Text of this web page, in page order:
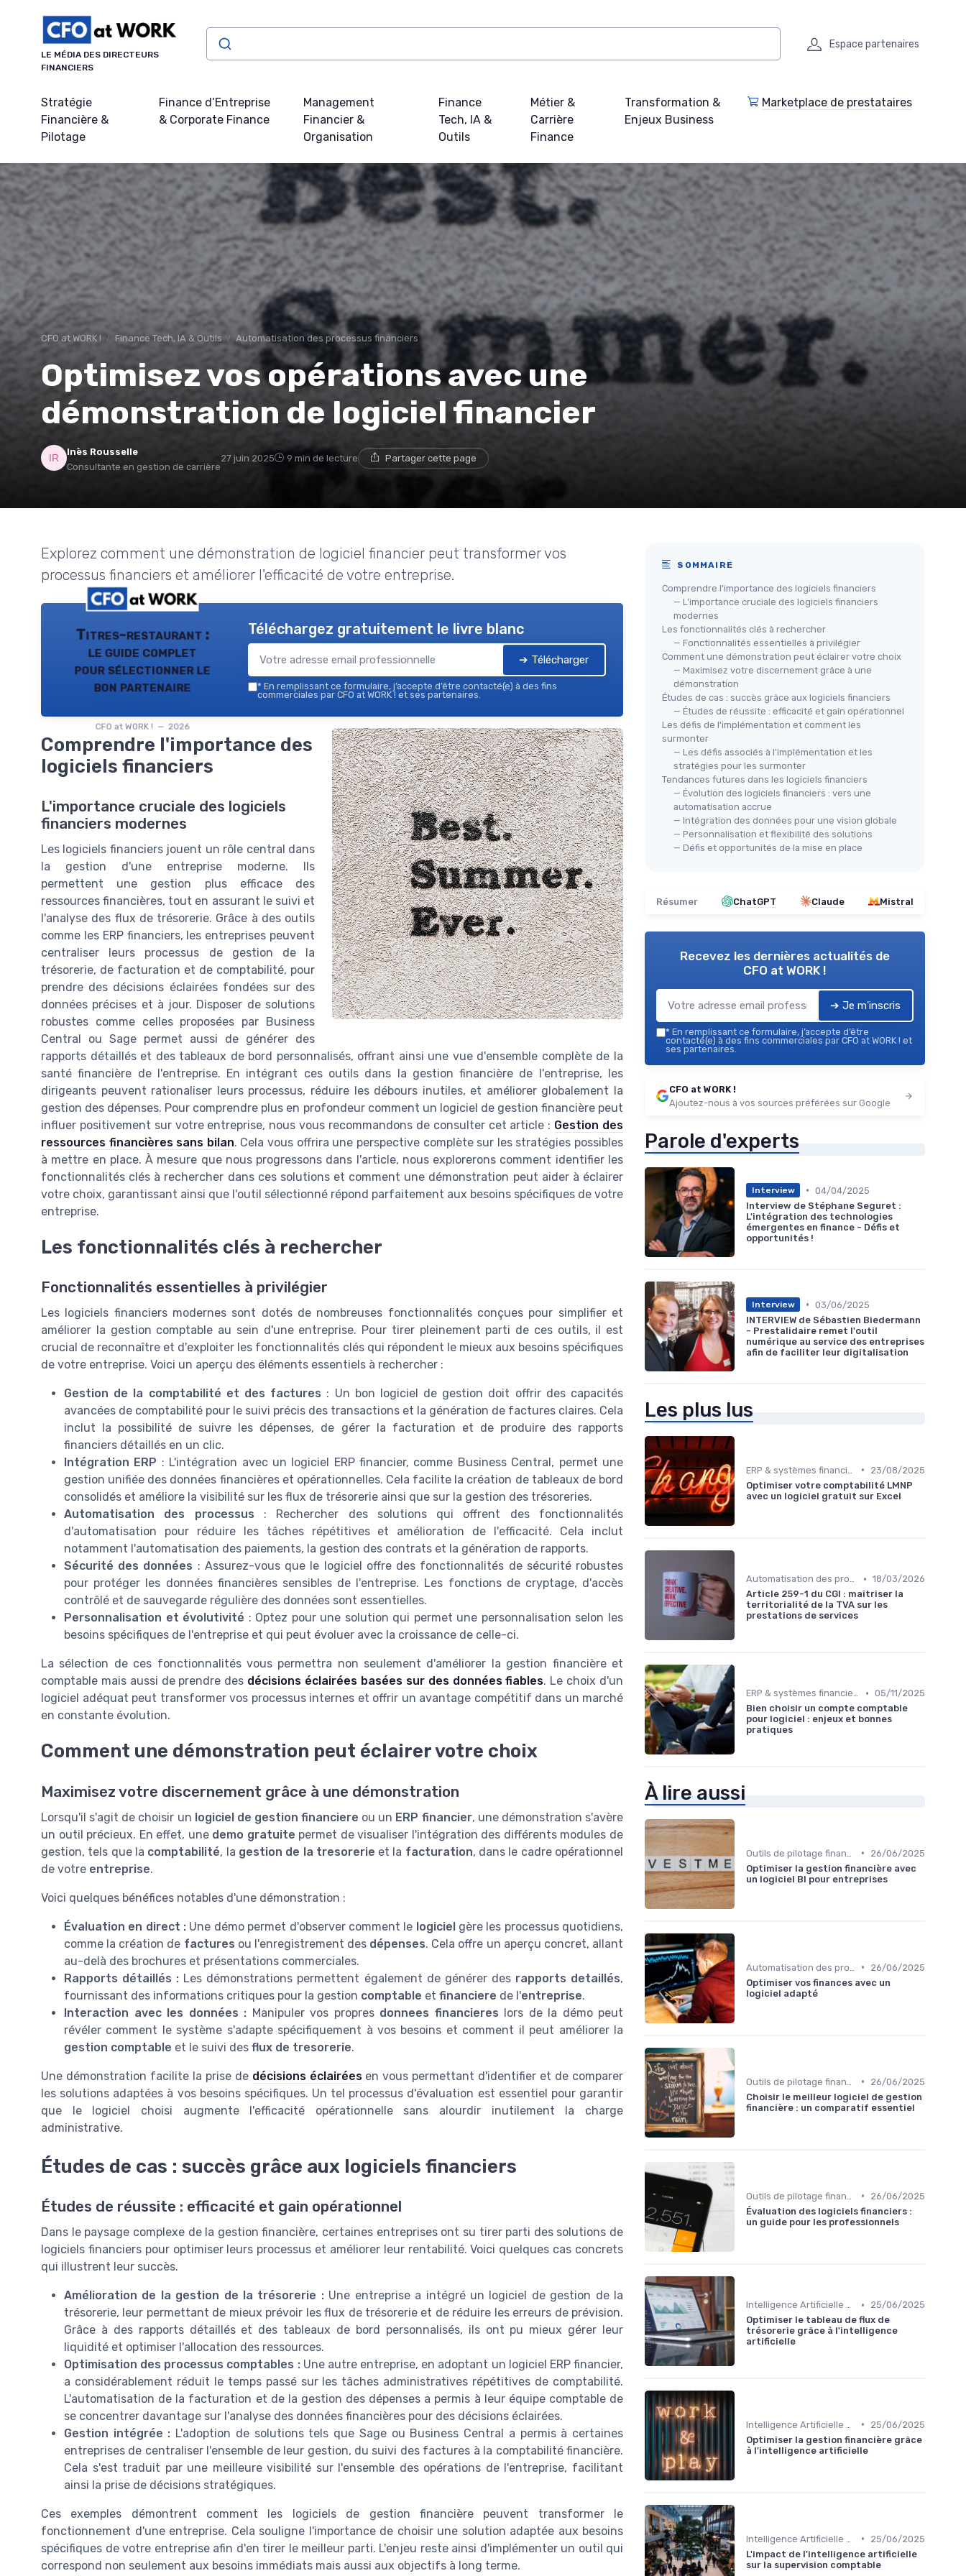
LE MÉDIA DES DIRECTEURS
FINANCIERS
Espace partenaires
Stratégie
Financière &
Pilotage
Finance d’Entreprise
& Corporate Finance
Management
Financier &
Organisation
Finance
Tech, IA &
Outils
Métier &
Carrière
Finance
Transformation &
Enjeux Business
Marketplace de prestataires
CFO at WORK ! Finance Tech, IA & Outils Automatisation des processus financiers
Optimisez vos opérations avec une
démonstration de logiciel financier
Inès Rousselle
Consultante en gestion de carrière
27 juin 2025 9 min de lecture Partager cette page
Explorez comment une démonstration de logiciel financier peut transformer vos
processus financiers et améliorer l'efficacité de votre entreprise.
Titres-restaurant :
le guide complet
pour sélectionner le
bon partenaire
CFO at WORK ! — 2026
Téléchargez gratuitement le livre blanc
➔ Télécharger
* En remplissant ce formulaire, j’accepte d’être contacté(e) à des fins
commerciales par CFO at WORK ! et ses partenaires.
Comprendre l'importance des
logiciels financiers
L'importance cruciale des logiciels
financiers modernes
Les logiciels financiers jouent un rôle central dans
la gestion d'une entreprise moderne. Ils
permettent une gestion plus efficace des
ressources financières, tout en assurant le suivi et
l'analyse des flux de trésorerie. Grâce à des outils
comme les ERP financiers, les entreprises peuvent
centraliser leurs processus de gestion de la
trésorerie, de facturation et de comptabilité, pour
prendre des décisions éclairées fondées sur des
données précises et à jour. Disposer de solutions
robustes comme celles proposées par Business
Central ou Sage permet aussi de générer des
rapports détaillés et des tableaux de bord personnalisés, offrant ainsi une vue d'ensemble complète de la
santé financière de l'entreprise. En intégrant ces outils dans la gestion financière de l'entreprise, les
dirigeants peuvent rationaliser leurs processus, réduire les débours inutiles, et améliorer globalement la
gestion des dépenses. Pour comprendre plus en profondeur comment un logiciel de gestion financière peut
influer positivement sur votre entreprise, nous vous recommandons de consulter cet article : Gestion des
ressources financières sans bilan. Cela vous offrira une perspective complète sur les stratégies possibles
à mettre en place. À mesure que nous progressons dans l'article, nous explorerons comment identifier les
fonctionnalités clés à rechercher dans ces solutions et comment une démonstration peut aider à éclairer
votre choix, garantissant ainsi que l'outil sélectionné répond parfaitement aux besoins spécifiques de votre
entreprise.
Les fonctionnalités clés à rechercher
Fonctionnalités essentielles à privilégier
Les logiciels financiers modernes sont dotés de nombreuses fonctionnalités conçues pour simplifier et
améliorer la gestion comptable au sein d'une entreprise. Pour tirer pleinement parti de ces outils, il est
crucial de reconnaître et d'exploiter les fonctionnalités clés qui répondent le mieux aux besoins spécifiques
de votre entreprise. Voici un aperçu des éléments essentiels à rechercher :
Gestion de la comptabilité et des factures : Un bon logiciel de gestion doit offrir des capacités
avancées de comptabilité pour le suivi précis des transactions et la génération de factures claires. Cela
inclut la possibilité de suivre les dépenses, de gérer la facturation et de produire des rapports
financiers détaillés en un clic.
Intégration ERP : L'intégration avec un logiciel ERP financier, comme Business Central, permet une
gestion unifiée des données financières et opérationnelles. Cela facilite la création de tableaux de bord
consolidés et améliore la visibilité sur les flux de trésorerie ainsi que sur la gestion des trésoreries.
Automatisation des processus : Rechercher des solutions qui offrent des fonctionnalités
d'automatisation pour réduire les tâches répétitives et amélioration de l'efficacité. Cela inclut
notamment l'automatisation des paiements, la gestion des contrats et la génération de rapports.
Sécurité des données : Assurez-vous que le logiciel offre des fonctionnalités de sécurité robustes
pour protéger les données financières sensibles de l'entreprise. Les fonctions de cryptage, d'accès
contrôlé et de sauvegarde régulière des données sont essentielles.
Personnalisation et évolutivité : Optez pour une solution qui permet une personnalisation selon les
besoins spécifiques de l'entreprise et qui peut évoluer avec la croissance de celle-ci.
La sélection de ces fonctionnalités vous permettra non seulement d'améliorer la gestion financière et
comptable mais aussi de prendre des décisions éclairées basées sur des données fiables. Le choix d'un
logiciel adéquat peut transformer vos processus internes et offrir un avantage compétitif dans un marché
en constante évolution.
Comment une démonstration peut éclairer votre choix
Maximisez votre discernement grâce à une démonstration
Lorsqu'il s'agit de choisir un logiciel de gestion financiere ou un ERP financier, une démonstration s'avère
un outil précieux. En effet, une demo gratuite permet de visualiser l'intégration des différents modules de
gestion, tels que la comptabilité, la gestion de la tresorerie et la facturation, dans le cadre opérationnel
de votre entreprise.
Voici quelques bénéfices notables d'une démonstration :
Évaluation en direct : Une démo permet d'observer comment le logicielgère les processus quotidiens,
comme la création de factures ou l'enregistrement des dépenses. Cela offre un aperçu concret, allant
au-delà des brochures et présentations commerciales.
Rapports détaillés : Les démonstrations permettent également de générer des rapports detaillés,
fournissant des informations critiques pour la gestion comptable et financiere de l'entreprise.
Interaction avec les données : Manipuler vos propres donnees financieres lors de la démo peut
révéler comment le système s'adapte spécifiquement à vos besoins et comment il peut améliorer la
gestion comptable et le suivi des flux de tresorerie.
Une démonstration facilite la prise de décisions éclairéesen vous permettant d'identifier et de comparer
les solutions adaptées à vos besoins spécifiques. Un tel processus d'évaluation est essentiel pour garantir
que le logiciel choisi augmente l'efficacité opérationnelle sans alourdir inutilement la charge
administrative.
Études de cas : succès grâce aux logiciels financiers
Études de réussite : efficacité et gain opérationnel
Dans le paysage complexe de la gestion financière, certaines entreprises ont su tirer parti des solutions de
logiciels financiers pour optimiser leurs processus et améliorer leur rentabilité. Voici quelques cas concrets
qui illustrent leur succès.
Amélioration de la gestion de la trésorerie :Une entreprise a intégré un logiciel de gestion de la
trésorerie, leur permettant de mieux prévoir les flux de trésorerie et de réduire les erreurs de prévision.
Grâce à des rapports détaillés et des tableaux de bord personnalisés, ils ont pu mieux gérer leur
liquidité et optimiser l'allocation des ressources.
Optimisation des processus comptables :Une autre entreprise, en adoptant un logiciel ERP financier,
a considérablement réduit le temps passé sur les tâches administratives répétitives de comptabilité.
L'automatisation de la facturation et de la gestion des dépenses a permis à leur équipe comptable de
se concentrer davantage sur l'analyse des données financières pour des décisions éclairées.
Gestion intégrée : L'adoption de solutions tels que Sage ou Business Central a permis à certaines
entreprises de centraliser l'ensemble de leur gestion, du suivi des factures à la comptabilité financière.
Cela s'est traduit par une meilleure visibilité sur l'ensemble des opérations de l'entreprise, facilitant
ainsi la prise de décisions stratégiques.
Ces exemples démontrent comment les logiciels de gestion financière peuvent transformer le
fonctionnement d'une entreprise. Cela souligne l'importance de choisir une solution adaptée aux besoins
spécifiques de votre entreprise afin d'en tirer le meilleur parti. L'enjeu reste ainsi d'implémenter un outil qui
correspond non seulement aux besoins immédiats mais aussi aux objectifs à long terme.
SOMMAIRE
Comprendre l'importance des logiciels financiers
— L'importance cruciale des logiciels financiers
modernes
Les fonctionnalités clés à rechercher
— Fonctionnalités essentielles à privilégier
Comment une démonstration peut éclairer votre choix
— Maximisez votre discernement grâce à une
démonstration
Études de cas : succès grâce aux logiciels financiers
— Études de réussite : efficacité et gain opérationnel
Les défis de l'implémentation et comment les
surmonter
— Les défis associés à l'implémentation et les
stratégies pour les surmonter
Tendances futures dans les logiciels financiers
— Évolution des logiciels financiers : vers une
automatisation accrue
— Intégration des données pour une vision globale
— Personnalisation et flexibilité des solutions
— Défis et opportunités de la mise en place
Résumer ChatGPT Claude Mistral
Recevez les dernières actualités de
CFO at WORK !
➔ Je m'inscris
* En remplissant ce formulaire, j’accepte d’être
contacté(e) à des fins commerciales par CFO at WORK ! et
ses partenaires.
CFO at WORK !
Ajoutez-nous à vos sources préférées sur Google
Parole d'experts
Interview • 04/04/2025
Interview de Stéphane Seguret :
L'intégration des technologies
émergentes en finance - Défis et
opportunités !
Interview • 03/06/2025
INTERVIEW de Sébastien Biedermann
- Prestalidaire remet l'outil
numérique au service des entreprises
afin de faciliter leur digitalisation
Les plus lus
•
23/08/2025
Optimiser votre comptabilité LMNP
avec un logiciel gratuit sur Excel
Automatisation des processus financiers • 18/03/2026
Article 259-1 du CGI : maîtriser la
territorialité de la TVA sur les
prestations de services
ERP & systèmes financiers • 05/11/2025
Bien choisir un compte comptable
pour logiciel : enjeux et bonnes
pratiques
À lire aussi
•
26/06/2025
Optimiser la gestion financière avec
un logiciel BI pour entreprises
•
26/06/2025
Optimiser vos finances avec un
logiciel adapté
•
26/06/2025
Choisir le meilleur logiciel de gestion
financière : un comparatif essentiel
•
26/06/2025
Évaluation des logiciels financiers :
un guide pour les professionnels
Intelligence Artificielle en finance •
25/06/2025
Optimiser le tableau de flux de
trésorerie grâce à l'intelligence
artificielle
•
25/06/2025
Optimiser la gestion financière grâce
à l'intelligence artificielle
•
25/06/2025
L'impact de l'intelligence artificielle
sur la supervision comptable